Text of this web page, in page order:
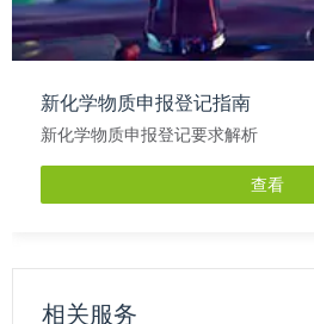
新化学物质申报登记指南
新化学物质申报登记要求解析
查看
相关服务